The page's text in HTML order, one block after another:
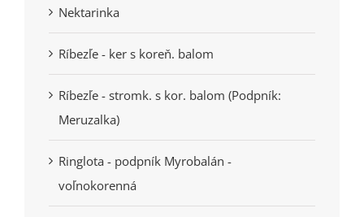
Nektarinka
Ríbezľe - ker s koreň. balom
Ríbezľe - stromk. s kor. balom (Podpník:
Meruzalka)
Ringlota - podpník Myrobalán -
voľnokorenná